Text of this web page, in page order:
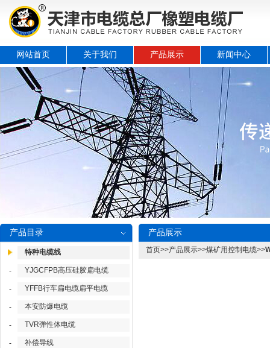
网站首页 关于我们 产品展示 新闻中心
产品目录
特种电缆线
- YJGCFPB高压硅胶扁电缆
- YFFB行车扁电缆扁平电缆
- 本安防爆电缆
- TVR弹性体电缆
- 补偿导线
产品展示
首页>>产品展示>>煤矿用控制电缆>>